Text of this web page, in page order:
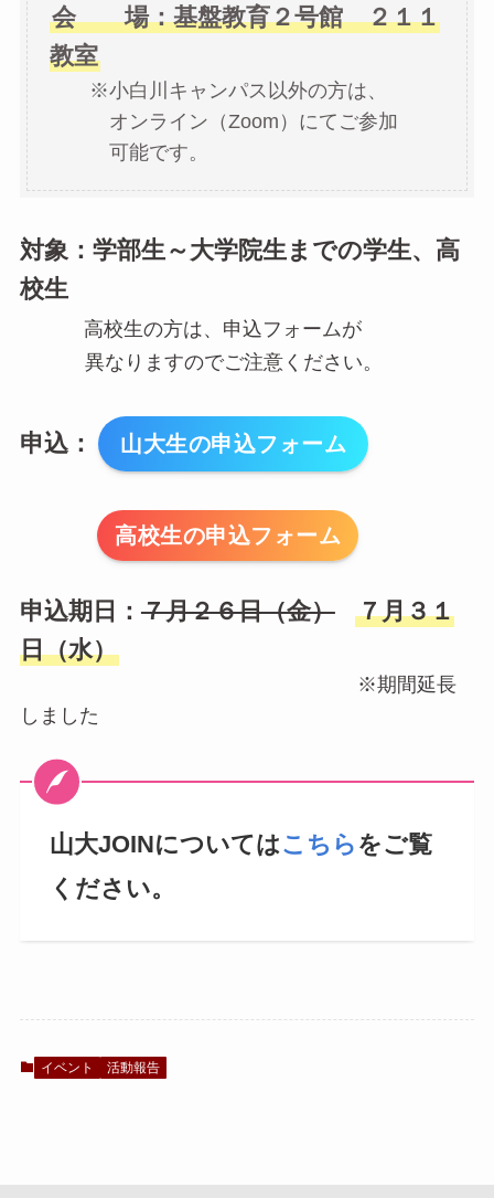
会 場：基盤教育２号館 ２１１
教室
※小白川キャンパス以外の方は、
オンライン（Zoom）にてご参加
可能です。
対象：学部生～大学院生までの学生、高
校生
高校生の方は、申込フォームが
異なりますのでご注意ください。
申込： 山大生の申込フォーム
高校生の申込フォーム
申込期日： ７月２６日（金）
７月３１
日（水）
※期間延長
しました
山大JOINについてはこちら をご覧
ください。
イベント 活動報告